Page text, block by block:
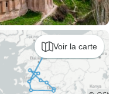
Voir la carte